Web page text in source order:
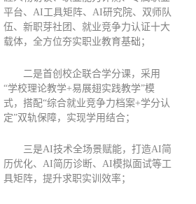
平台、AI工具矩阵、AI研究院、双师队
伍、新职芽社团、就业竞争力认证十大
载体，全方位夯实职业教育基础；
二是首创校企联合学分课，采用
“学校理论教学+易展翅实践教学”模
式，搭配“综合就业竞争力档案+学分认
定”双轨保障，实现学用结合；
三是AI技术全场景赋能，打造AI简
历优化、AI简历诊断、AI模拟面试等工
具矩阵，提升求职实训效率；